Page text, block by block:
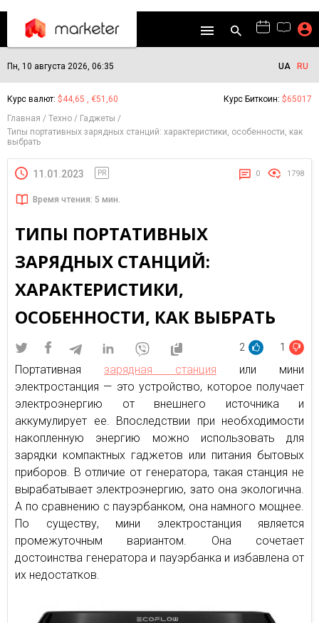
Пн, 10 августа 2026, 06:35 UA RU
Курс валют: $44,65 , €51,60 Курс Биткоин: $65017
Главная
Техно
Гаджеты
Типы портативных зарядных станций: характеристики, особенности, как
выбрать
11.01.2023 PR 0 1798
Время чтения: 5 мин.
ТИПЫ ПОРТАТИВНЫХ
ЗАРЯДНЫХ СТАНЦИЙ:
ХАРАКТЕРИСТИКИ,
ОСОБЕННОСТИ, КАК ВЫБРАТЬ
2 1
Портативная зарядная станция или мини
электростанция — это устройство, которое получает
электроэнергию от внешнего источника и
аккумулирует ее. Впоследствии при необходимости
накопленную энергию можно использовать для
зарядки компактных гаджетов или питания бытовых
приборов. В отличие от генератора, такая станция не
вырабатывает электроэнергию, зато она экологична.
А по сравнению с пауэрбанком, она намного мощнее.
По существу, мини электростанция является
промежуточным вариантом. Она сочетает
достоинства генератора и пауэрбанка и избавлена от
их недостатков.